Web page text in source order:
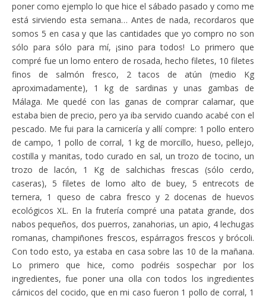
poner como ejemplo lo que hice el sábado pasado y como me
está sirviendo esta semana… Antes de nada, recordaros que
somos 5 en casa y que las cantidades que yo compro no son
sólo para sólo para mí, ¡sino para todos! Lo primero que
compré fue un lomo entero de rosada, hecho filetes, 10 filetes
finos de salmón fresco, 2 tacos de atún (medio Kg
aproximadamente), 1 kg de sardinas y unas gambas de
Málaga. Me quedé con las ganas de comprar calamar, que
estaba bien de precio, pero ya iba servido cuando acabé con el
pescado. Me fui para la carnicería y allí compre: 1 pollo entero
de campo, 1 pollo de corral, 1 kg de morcillo, hueso, pellejo,
costilla y manitas, todo curado en sal, un trozo de tocino, un
trozo de lacón, 1 Kg de salchichas frescas (sólo cerdo,
caseras), 5 filetes de lomo alto de buey, 5 entrecots de
ternera, 1 queso de cabra fresco y 2 docenas de huevos
ecológicos XL. En la frutería compré una patata grande, dos
nabos pequeños, dos puerros, zanahorias, un apio, 4 lechugas
romanas, champiñones frescos, espárragos frescos y brócoli.
Con todo esto, ya estaba en casa sobre las 10 de la mañana.
Lo primero que hice, como podréis sospechar por los
ingredientes, fue poner una olla con todos los ingredientes
cárnicos del cocido, que en mi caso fueron 1 pollo de corral, 1